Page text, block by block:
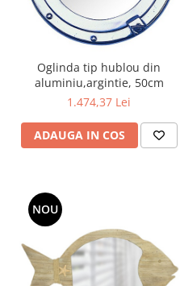
Oglinda tip hublou din
aluminiu,argintie, 50cm
1.474,37 Lei
ADAUGA IN COS
NOU